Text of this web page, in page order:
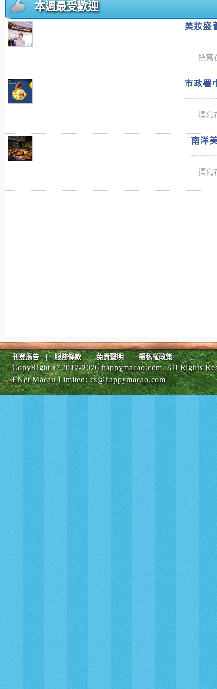
本週最受歡迎
美妝盛
撰寫
市政署
撰寫
南洋
撰寫
刊登廣告 | 服務條款 | 免責聲明 | 隱私權政策
CopyRight © 2012-2026 happymacao.com. All Rights
ENet Macau Limited:cs@happymacao.com